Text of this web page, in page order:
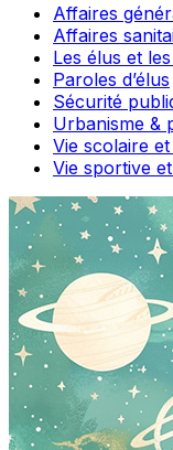
Affaires
Affaires
Les élus et
Paroles d’élus
Sécurité
Urbanisme &
Vie scolaire
Vie sportive